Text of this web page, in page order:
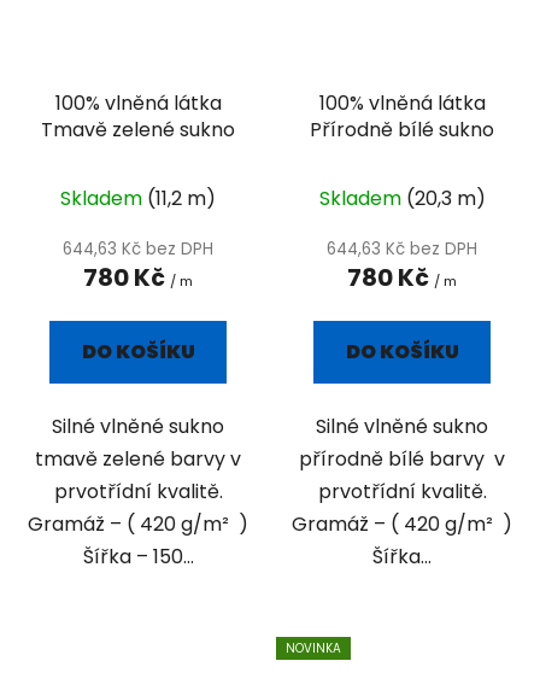
100% vlněná látka
Tmavě zelené sukno
Skladem (11,2 m)
644,63 Kč bez DPH
780 Kč / m
DO KOŠÍKU
Silné vlněné sukno
tmavě zelené barvy v
prvotřídní kvalitě.
Gramáž – ( 420 g/m² )
Šířka – 150...
100% vlněná látka
Přírodně bílé sukno
Skladem (20,3 m)
644,63 Kč bez DPH
780 Kč / m
DO KOŠÍKU
Silné vlněné sukno
přírodně bílé barvy v
prvotřídní kvalitě.
Gramáž – ( 420 g/m² )
Šířka...
NOVINKA